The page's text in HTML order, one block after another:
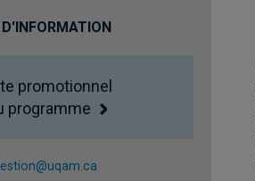
promotionnel
programme